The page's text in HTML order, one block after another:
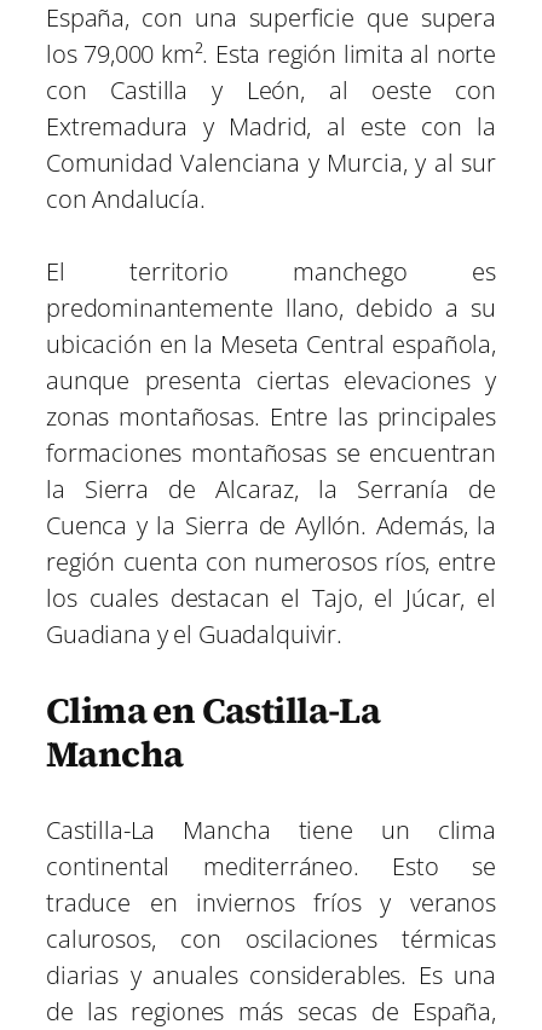
España, con una superficie que supera
los 79,000 km². Esta región limita al norte
con Castilla y León, al oeste con
Extremadura y Madrid, al este con la
Comunidad Valenciana y Murcia, y al sur
con Andalucía.
El territorio manchego es
predominantemente llano, debido a su
ubicación en la Meseta Central española,
aunque presenta ciertas elevaciones y
zonas montañosas. Entre las principales
formaciones montañosas se encuentran
la Sierra de Alcaraz, la Serranía de
Cuenca y la Sierra de Ayllón. Además, la
región cuenta con numerosos ríos, entre
los cuales destacan el Tajo, el Júcar, el
Guadiana y el Guadalquivir.
Clima en Castilla-La
Mancha
Castilla-La Mancha tiene un clima
continental mediterráneo. Esto se
traduce en inviernos fríos y veranos
calurosos, con oscilaciones térmicas
diarias y anuales considerables. Es una
de las regiones más secas de España,